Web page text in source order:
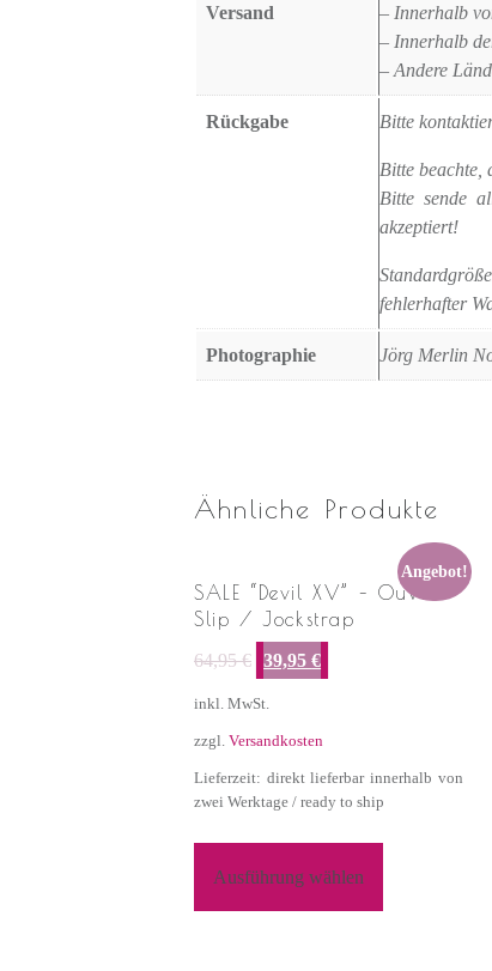
Versand
– Innerhalb
– Innerhalb
– Andere
Rückgabe Bitte
Bitte beachte,
Bitte sende
akzeptiert!
fehlerhafter
Photographie Jörg Merlin
Ähnliche Produkte
Angebot!
SALE “Devil XV” – Ouvert
Slip / Jockstrap
64,95€
Ursprünglicher Preis war: 64,95 €
39,95€
Aktueller Preis ist: 39,95 €.
inkl. MwSt.
zzgl. Versandkosten
Lieferzeit: direkt lieferbar innerhalb von
zwei Werktage / ready to ship
Ausführung wählen